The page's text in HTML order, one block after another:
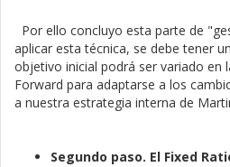
Por ello concluyo esta parte de
aplicar esta técnica, se debe tener
objetivo inicial podrá ser variado en
Forward para adaptarse a los
a nuestra estrategia interna de
Segundo paso. El Fixed